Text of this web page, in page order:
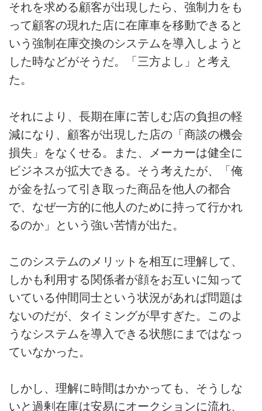
それを求める顧客が出現したら、強制力をも
って顧客の現れた店に在庫車を移動できると
いう強制在庫交換のシステムを導入しようと
した時などがそうだ。「三方よし」と考え
た。
それにより、長期在庫に苦しむ店の負担の軽
減になり、顧客が出現した店の「商談の機会
損失」をなくせる。また、メーカーは健全に
ビジネスが拡大できる。そう考えたが、「俺
が金を払って引き取った商品を他人の都合
で、なぜ一方的に他人のために持って行かれ
るのか」という強い苦情が出た。
このシステムのメリットを相互に理解して、
しかも利用する関係者が顔をお互いに知って
いている仲間同士という状況があれば問題は
ないのだが、タイミングが早すぎた。このよ
うなシステムを導入できる状態にまではなっ
ていなかった。
しかし、理解に時間はかかっても、そうしな
いと過剰在庫は安易にオークションに流れ、